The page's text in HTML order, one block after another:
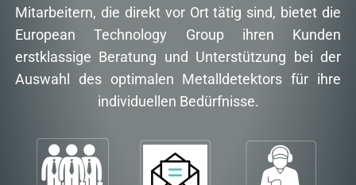
Mitarbeitern, die direkt vor Ort tätig sind, bietet die
European Technology Group ihren Kunden
erstklassige Beratung und Unterstützung bei der
Auswahl des optimalen Metalldetektors für ihre
individuellen Bedürfnisse.